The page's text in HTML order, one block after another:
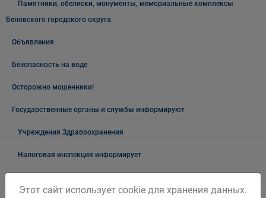
Памятники, обелиски, монументы, мемориальные комплексы
Беловского городского округа
Объявления
Безопасность на воде
Осторожно мошенники!
Государственные органы и службы информируют
Учреждения Здравоохранения
Налоговая инспекция информирует
Этот сайт использует cookie для хранения данных.